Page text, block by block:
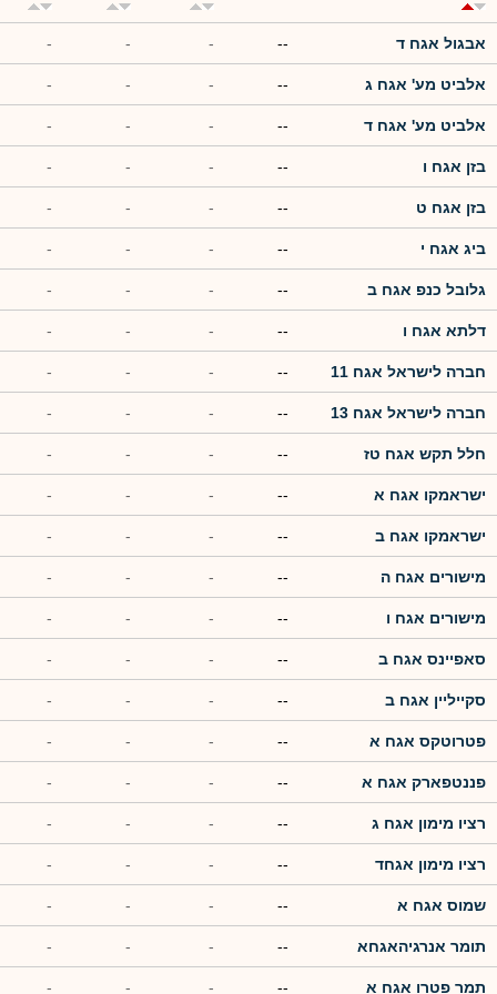
אבגול אגח ד --
-
-
-
אלביט מע' אגח ג --
-
-
-
אלביט מע' אגח ד --
-
-
-
בזן אגח ו --
-
-
-
בזן אגח ט --
-
-
-
ביג אגח י --
-
-
-
גלובל כנפ אגח ב --
-
-
-
דלתא אגח ו --
-
-
-
חברה לישראל אגח 11 --
-
-
-
חברה לישראל אגח 13 --
-
-
-
חלל תקש אגח טז --
-
-
-
ישראמקו אגח א --
-
-
-
ישראמקו אגח ב --
-
-
-
מישורים אגח ה --
-
-
-
מישורים אגח ו --
-
-
-
סאפיינס אגח ב --
-
-
-
סקייליין אגח ב --
-
-
-
פטרוטקס אגח א --
-
-
-
פננטפארק אגח א --
-
-
-
רציו מימון אגח ג --
-
-
-
רציו מימון אגחד --
-
-
-
שמוס אגח א --
-
-
-
תומר אנרגיהאגחא --
-
-
-
תמר פטרו אגח א --
-
-
-